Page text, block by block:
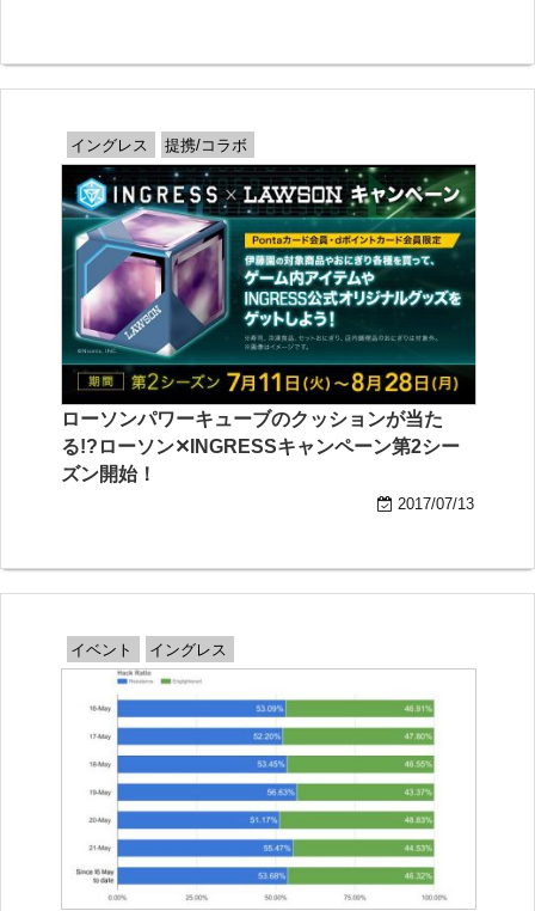
イングレス 提携/コラボ
ローソンパワーキューブのクッションが当た
る!?ローソン✕INGRESSキャンペーン第2シー
ズン開始！
2017/07/13
イベント イングレス